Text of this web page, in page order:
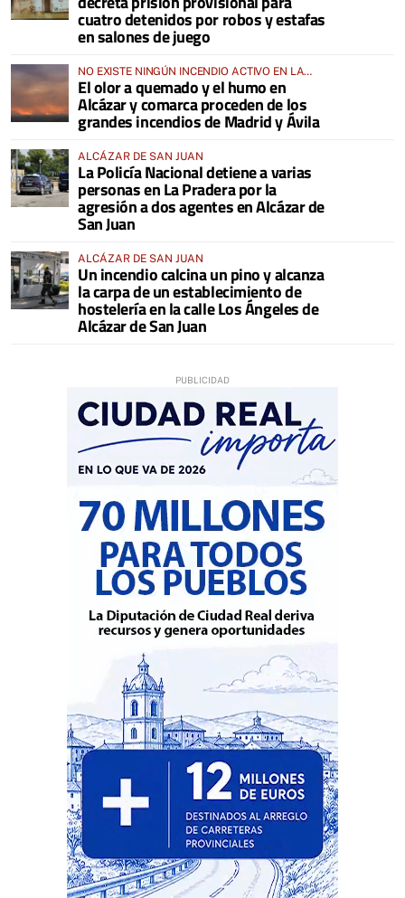
cuatro detenidos por robos y estafas
en salones de juego
NO EXISTE NINGÚN INCENDIO ACTIVO EN LA
COMARCA
El olor a quemado y el humo en
Alcázar y comarca proceden de los
grandes incendios de Madrid y Ávila
ALCÁZAR DE SAN JUAN
La Policía Nacional detiene a varias
personas en La Pradera por la
agresión a dos agentes en Alcázar de
San Juan
ALCÁZAR DE SAN JUAN
Un incendio calcina un pino y alcanza
la carpa de un establecimiento de
hostelería en la calle Los Ángeles de
Alcázar de San Juan